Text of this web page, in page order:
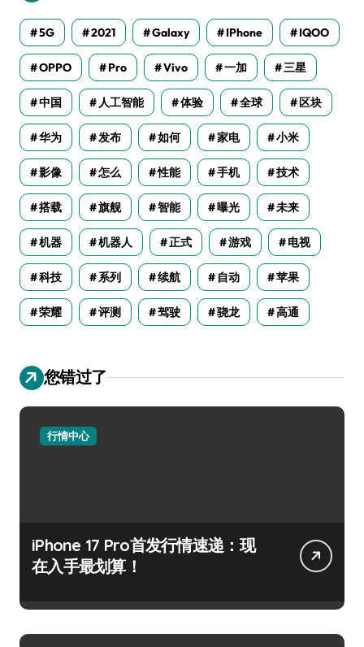
5G 2021 Galaxy IPhone IQOO
OPPO Pro Vivo 一加 三星
中国 人工智能 体验 全球 区块
华为 发布 如何 家电 小米
影像 怎么 性能 手机 技术
搭载 旗舰 智能 曝光 未来
机器 机器人 正式 游戏 电视
科技 系列 续航 自动 苹果
荣耀 评测 驾驶 骁龙 高通
您错过了
行情中心
iPhone 17 Pro首发行情速递：现
在入手最划算！